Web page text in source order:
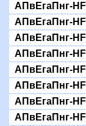
АПвЕгаПнг-
АПвЕгаПнг-
АПвЕгаПнг-
АПвЕгаПнг-
АПвЕгаПнг-
АПвЕгаПнг-
АПвЕгаПнг-
АПвЕгаПнг-